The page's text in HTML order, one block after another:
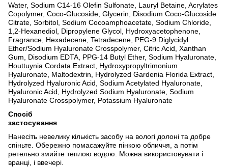
Water, Sodium C14-16 Olefin Sulfonate, Lauryl Betaine, Acrylates
Copolymer, Coco-Glucoside, Glycerin, Disodium Coco-Glucoside
Citrate, Sorbitol, Sodium Cocoamphoacetate, Sodium Chloride,
1,2-Hexanediol, Dipropylene Glycol, Hydroxyacetophenone,
Fragrance, Hexadecene, Tetradecene, PEG-9 Diglycidyl
Ether/Sodium Hyaluronate Crosspolymer, Citric Acid, Xanthan
Gum, Disodium EDTA, PPG-14 Butyl Ether, Sodium Hyaluronate,
Houttuynia Cordata Extract, Hydroxypropyltrimonium
Hyaluronate, Maltodextrin, Hydrolyzed Gardenia Florida Extract,
Hydrolyzed Hyaluronic Acid, Sodium Acetylated Hyaluronate,
Hyaluronic Acid, Hydrolyzed Sodium Hyaluronate, Sodium
Hyaluronate Crosspolymer, Potassium Hyaluronate
Спосіб
застосування
Нанесіть невелику кількість засобу на вологі долоні та добре
спіньте. Обережно помасажуйте пінкою обличчя, а потім
ретельно змийте теплою водою. Можна використовувати і
вранці, і ввечері.